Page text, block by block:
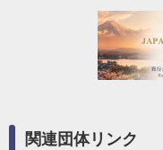
関連団体リンク